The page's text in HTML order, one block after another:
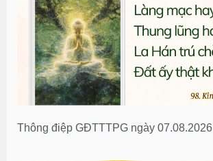
Thông điệp GĐTTTPG ngày 07.08.2026